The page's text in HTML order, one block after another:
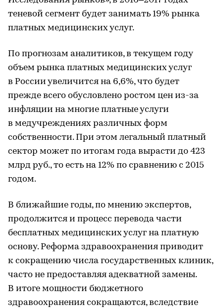
теневой сегмент будет занимать 19% рынка
платных медицинских услуг.
По прогнозам аналитиков, в текущем году
объем рынка платных медицинских услуг
в России увеличится на 6,6%, что будет
прежде всего обусловлено ростом цен из-за
инфляции на многие платные услуги
в медучреждениях различных форм
собственности. При этом легальный платный
сектор может по итогам года вырасти до 423
млрд руб., то есть на 12% по сравнению с 2015
годом.
В ближайшие годы, по мнению экспертов,
продолжится и процесс перевода части
бесплатных медицинских услуг на платную
основу. Реформа здравоохранения приводит
к сокращению числа государственных клиник,
часто не предоставляя адекватной замены.
В итоге мощности бюджетного
здравоохранения сокращаются, вследствие